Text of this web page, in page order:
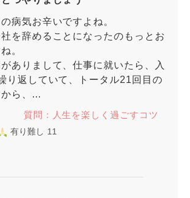
病気お辛いですよね。
を辞めることになったのもっとお
。
ありまして、仕事に就いたら、入
り返していて、トータル21回目の
ら、...
質問：人生を楽しく過ごすコツ
有り難し 11